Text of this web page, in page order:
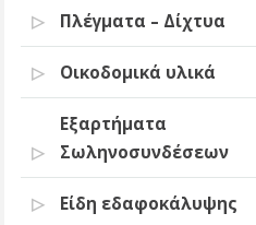
Πλέγματα – Δίχτυα
Οικοδομικά υλικά
Εξαρτήματα
Σωληνοσυνδέσεων
Είδη εδαφοκάλυψης